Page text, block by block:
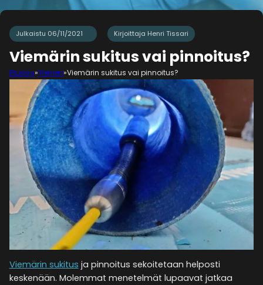
Viemärin sukitus vai pinnoitus?
Julkaistu 06/11/2021 Kirjoittaja Henri Tissari
Etusivu»Yleinen»Viemärin sukitus vai pinnoitus?
Viemärin sukitus ja pinnoitus sekoitetaan helposti
keskenään. Molemmat menetelmät lupaavat jatkaa